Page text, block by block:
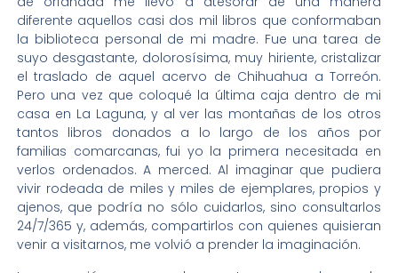
diferente aquellos casi dos mil libros que conformaban
la biblioteca personal de mi madre. Fue una tarea de
suyo desgastante, dolorosísima, muy hiriente, cristalizar
el traslado de aquel acervo de Chihuahua a Torreón.
Pero una vez que coloqué la última caja dentro de mi
casa en La Laguna, y al ver las montañas de los otros
tantos libros donados a lo largo de los años por
familias comarcanas, fui yo la primera necesitada en
verlos ordenados. A merced. Al imaginar que pudiera
vivir rodeada de miles y miles de ejemplares, propios y
ajenos, que podría no sólo cuidarlos, sino consultarlos
24/7/365 y, además, compartirlos con quienes quisieran
venir a visitarnos, me volvió a prender la imaginación.